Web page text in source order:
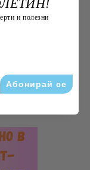
и полезни